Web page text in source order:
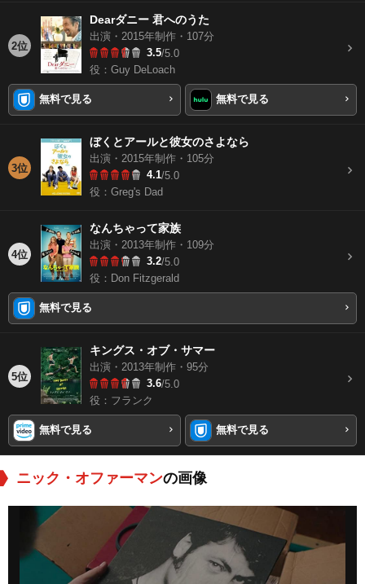
2位
Dearダニー 君へのうた
出演・2015年制作・107分
3.5/5.0
役：Guy DeLoach
無料で見る 無料で見る
3位
ぼくとアールと彼女のさよなら
出演・2015年制作・105分
4.1/5.0
役：Greg's Dad
4位
なんちゃって家族
出演・2013年制作・109分
3.2/5.0
役：Don Fitzgerald
無料で見る
5位
キングス・オブ・サマー
出演・2013年制作・95分
3.6/5.0
役：フランク
無料で見る 無料で見る
ニック・オファーマンの画像